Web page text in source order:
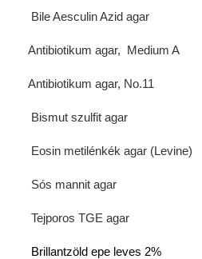
Letölthető dokumentumok
Hungarian
Bile Aesculin Azid agar
Antibiotikum agar, Medium A
Antibiotikum agar, No.11
Bismut szulfit agar
Eosin metilénkék agar (Levine)
Sós mannit agar
Tejporos TGE agar
Brillantzöld epe leves 2%